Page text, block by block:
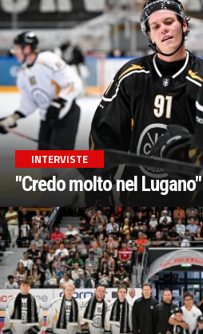
INTERVISTE
"Credo molto nel Lugano"